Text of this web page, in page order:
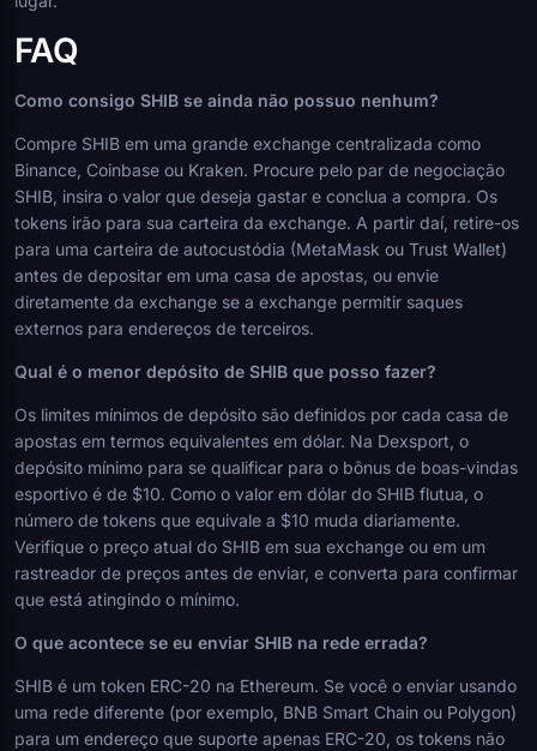
FAQ
Como consigo SHIB se ainda não possuo nenhum?
Compre SHIB em uma grande exchange centralizada como
Binance, Coinbase ou Kraken. Procure pelo par de negociação
SHIB, insira o valor que deseja gastar e conclua a compra. Os
tokens irão para sua carteira da exchange. A partir daí, retire-os
para uma carteira de autocustódia (MetaMask ou Trust Wallet)
antes de depositar em uma casa de apostas, ou envie
diretamente da exchange se a exchange permitir saques
externos para endereços de terceiros.
Qual é o menor depósito de SHIB que posso fazer?
Os limites mínimos de depósito são definidos por cada casa de
apostas em termos equivalentes em dólar. Na Dexsport, o
depósito mínimo para se qualificar para o bônus de boas-vindas
esportivo é de $10. Como o valor em dólar do SHIB flutua, o
número de tokens que equivale a $10 muda diariamente.
Verifique o preço atual do SHIB em sua exchange ou em um
rastreador de preços antes de enviar, e converta para confirmar
que está atingindo o mínimo.
O que acontece se eu enviar SHIB na rede errada?
SHIB é um token ERC-20 na Ethereum. Se você o enviar usando
uma rede diferente (por exemplo, BNB Smart Chain ou Polygon)
para um endereço que suporte apenas ERC-20, os tokens não